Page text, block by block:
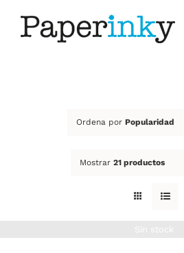
Ordena por Popularidad
Mostrar 21 productos